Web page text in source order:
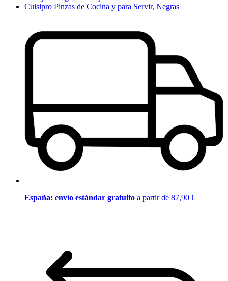
Cuisipro Pinzas de Cocina y para Servir, Negras
España: envío estándar gratuito a partir de 87,90 €